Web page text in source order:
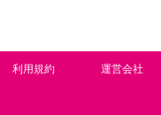
利用規約 運営会社